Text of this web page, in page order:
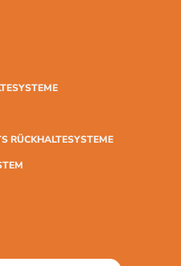
RÜCKHALTESYSTEME